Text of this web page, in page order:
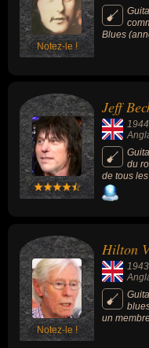
Notez-le !
Blues
Paul
Jeff
1944
du
de tous
Stone), il
Eric
d'apogée
années
Rock and
Notez-le !
Hilton
1943
un
Animals,
son du